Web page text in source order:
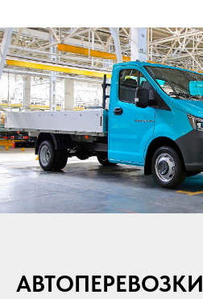
АВТОПЕРЕВОЗКИ